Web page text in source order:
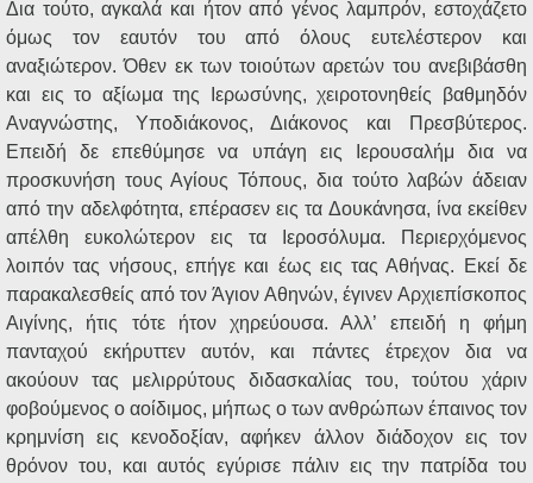
Δια τούτο, αγκαλά και ήτον από γένος λαμπρόν, εστοχάζετο
όμως τον εαυτόν του από όλους ευτελέστερον και
αναξιώτερον. Όθεν εκ των τοιούτων αρετών του ανεβιβάσθη
και εις το αξίωμα της Ιερωσύνης, χειροτονηθείς βαθμηδόν
Αναγνώστης, Υποδιάκονος, Διάκονος και Πρεσβύτερος.
Επειδή δε επεθύμησε να υπάγη εις Ιερουσαλήμ δια να
προσκυνήση τους Αγίους Τόπους, δια τούτο λαβών άδειαν
από την αδελφότητα, επέρασεν εις τα Δουκάνησα, ίνα εκείθεν
απέλθη ευκολώτερον εις τα Ιεροσόλυμα. Περιερχόμενος
λοιπόν τας νήσους, επήγε και έως εις τας Αθήνας. Εκεί δε
παρακαλεσθείς από τον Άγιον Αθηνών, έγινεν Αρχιεπίσκοπος
Αιγίνης, ήτις τότε ήτον χηρεύουσα. Αλλ’ επειδή η φήμη
πανταχού εκήρυττεν αυτόν, και πάντες έτρεχον δια να
ακούουν τας μελιρρύτους διδασκαλίας του, τούτου χάριν
φοβούμενος ο αοίδιμος, μήπως ο των ανθρώπων έπαινος τον
κρημνίση εις κενοδοξίαν, αφήκεν άλλον διάδοχον εις τον
θρόνον του, και αυτός εγύρισε πάλιν εις την πατρίδα του